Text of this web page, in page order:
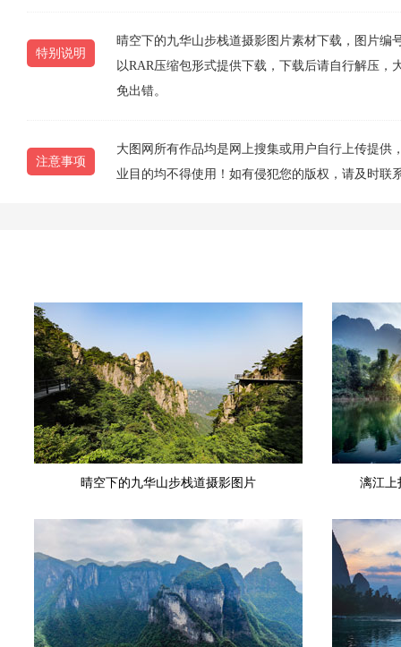
特别说明
晴空下的九华山步栈道摄影图片素材下载，图片编
以RAR压缩包形式提供下载，下载后请自行解压
免出错。
注意事项
大图网所有作品均是网上搜集或用户自行上传提
业目的均不得使用！如有侵犯您的版权，请及时联
晴空下的九华山步栈道摄影图片 漓江上